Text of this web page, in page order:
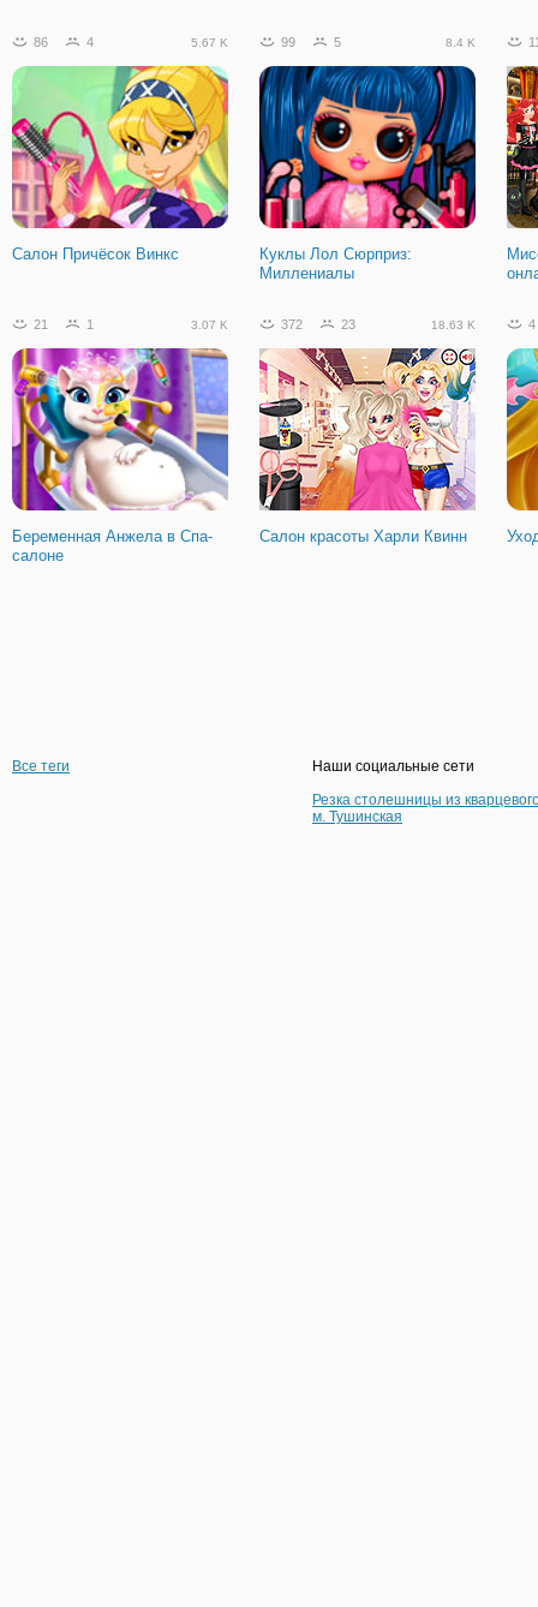
86 4 5.67 K
Салон Причёсок Винкс
99 5 8.4 K
Куклы Лол Сюрприз:
Миллениалы
21 1 3.07 K
Беременная Анжела в Спа-
салоне
372 23 18.63 K
Салон красоты Харли Квинн
4
Все теги
Наши социальные сети
Резка столешницы из
м. Тушинская